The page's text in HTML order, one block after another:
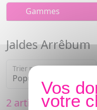
Gammes
Jaldes Arrêbum
Trier par
2 articles